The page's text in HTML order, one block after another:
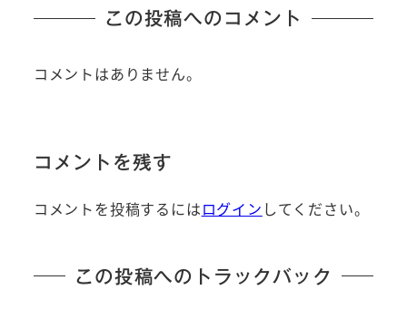
この投稿へのコメント
コメントはありません。
コメントを残す
コメントを投稿するにはログイン してください。
この投稿へのトラックバック